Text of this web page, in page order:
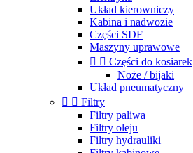
Układ kierowniczy
Kabina i nadwozie
Części SDF
Maszyny uprawowe
  Części do kosiarek
Noże / bijaki
Układ pneumatyczny
  Filtry
Filtry paliwa
Filtry oleju
Filtry hydrauliki